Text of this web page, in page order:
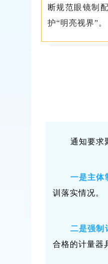
断规范眼镜制
护“明亮视界”。
通知要求
一是主体
训落实情况。
二是强制
合格的计量器